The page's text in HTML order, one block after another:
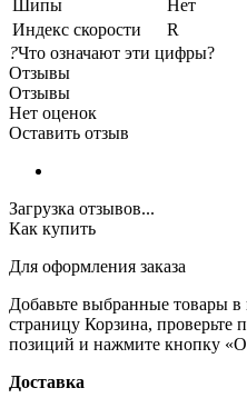
Шипы
Нет
Индекс скорости
R
?Что означают эти цифры?
Отзывы
Отзывы
Нет оценок
Оставить отзыв
Загрузка отзывов...
Как купить
Для оформления заказа
Добавьте выбранные товары в
страницу Корзина, проверьте
позиций и нажмите кнопку
Доставка